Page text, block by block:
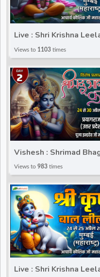
Live : Shri Krishna
Mumbai (Maharashtra) |
Views to 1103 times
Vishesh : Shrimad
Views to 983 times
Live : Shri Krishna